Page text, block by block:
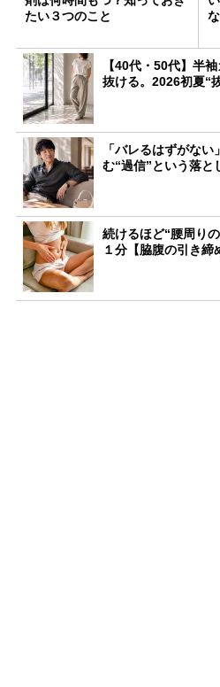
たい３つのこと
【40代・50代】半
抜ける。2026初夏“
「バレるはずがな
む“過信”という落と
続けるほど“腰周り
１分【脇腹の引き締